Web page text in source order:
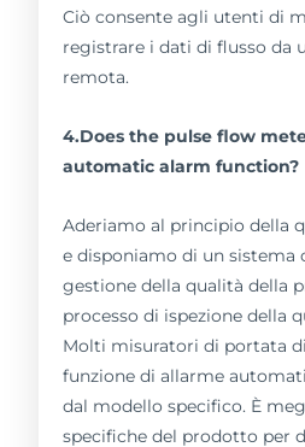
Ciò consente agli utenti di
registrare i dati di flusso da
remota.
4.Does the pulse flow
automatic alarm function?
Aderiamo al principio della
e disponiamo di un sistema
gestione della qualità della
processo di ispezione della
Molti misuratori di portata
funzione di allarme
dal modello specifico. È
specifiche del prodotto per